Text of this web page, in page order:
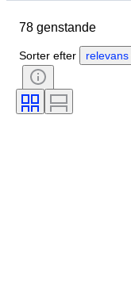
Ekstra tilbehør
Æra
78 genstande
Sorter efter relevans